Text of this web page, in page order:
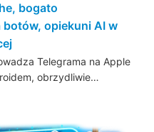
bogato
opiekuni AI w
Telegrama na Apple
obrzydliwie…